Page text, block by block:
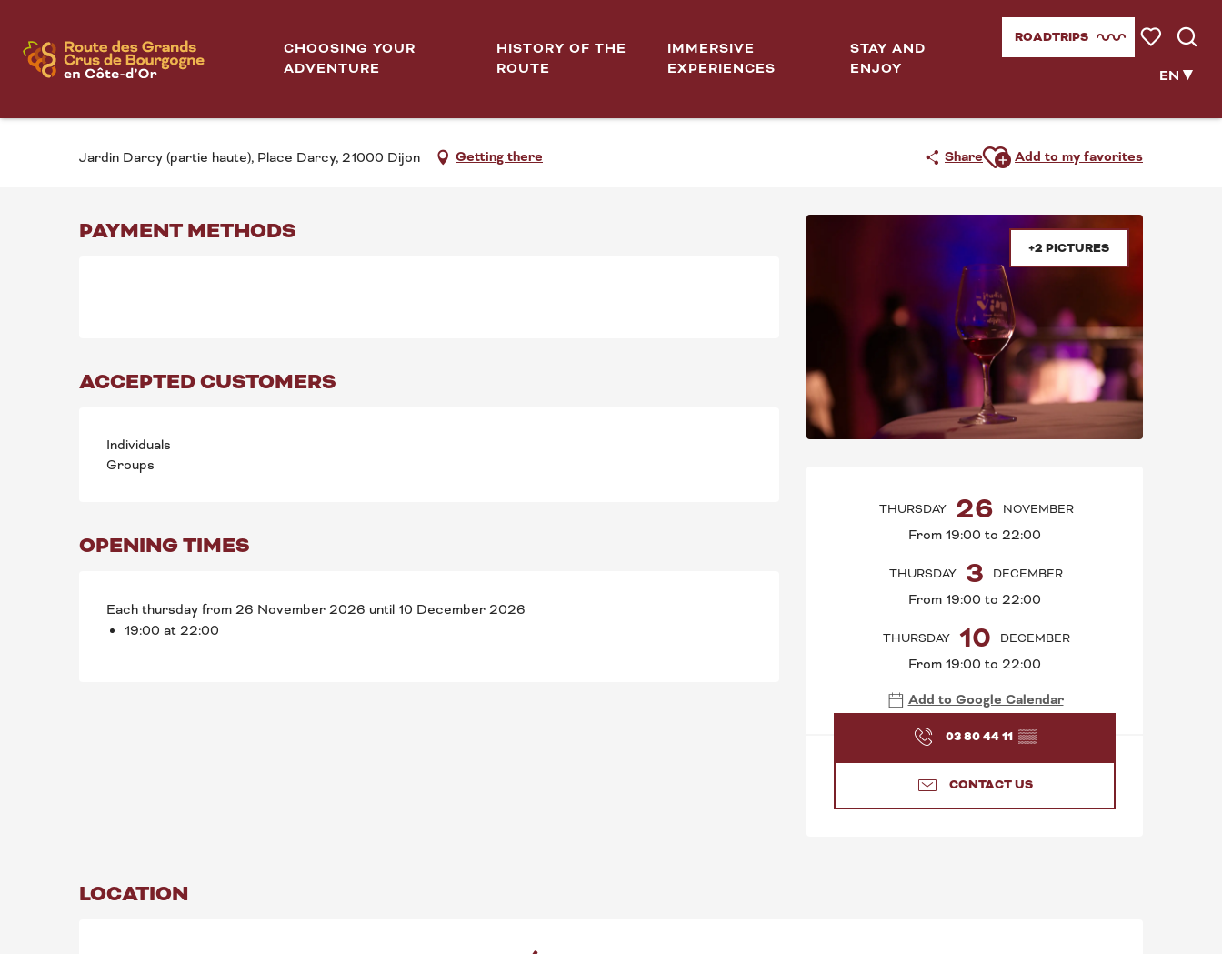
contenu
principal
CHOOSING YOUR
ADVENTURE
HISTORY OF THE
ROUTE
IMMERSIVE
EXPERIENCES
STAY AND
ENJOY
EN
ROADTRIPS
Thursday 26 november from 19:00 to 22:00 / Thursday 3 december from 19:00 to 22:00 / ...
Jardin Darcy (partie haute), Place Darcy, 21000 Dijon Getting there ShareAjouter aux favoris
Add to my favorites
+2 PICTURES
OPENING HOURS &
THURSDAY 26 NOVEMBER
From 19:00 to 22:00
THURSDAY 3 DECEMBER
From 19:00 to 22:00
THURSDAY 10 DECEMBER
From 19:00 to 22:00
Add to Google Calendar
03 80 44 11 ▒▒
CONTACT US
PAYMENT METHODS
ACCEPTED CUSTOMERS
Individuals
Groups
OPENING TIMES
Each thursday from 26 November 2026 until 10 December 2026
19:00 at 22:00
LOCATION